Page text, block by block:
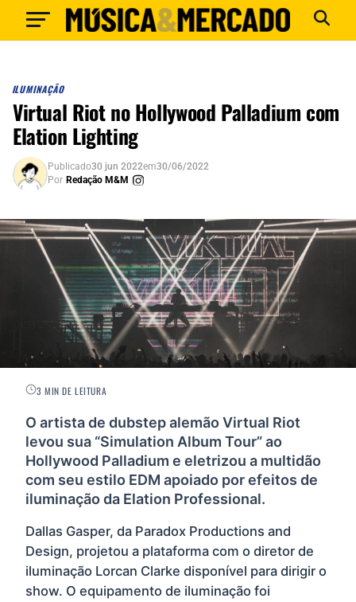
ILUMINAÇÃO
Virtual Riot no Hollywood Palladium com
Elation Lighting
Publicado30 jun 2022em30/06/2022
Por Redação M&M
3 MIN DE LEITURA
O artista de dubstep alemão Virtual Riot
levou sua “Simulation Album Tour” ao
Hollywood Palladium e eletrizou a multidão
com seu estilo EDM apoiado por efeitos de
iluminação da Elation Professional.
Dallas Gasper, da Paradox Productions and
Design, projetou a plataforma com o diretor de
iluminação Lorcan Clarke disponível para dirigir o
show. O equipamento de iluminação foi